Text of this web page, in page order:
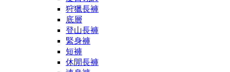
狩獵長褲
底層
登山長褲
緊身褲
短褲
休閒長褲